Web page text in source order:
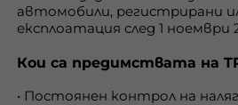
автомобили, регистрирани
експлоатация след 1 ноември
Кои са предимствата на
• Постоянен контрол на